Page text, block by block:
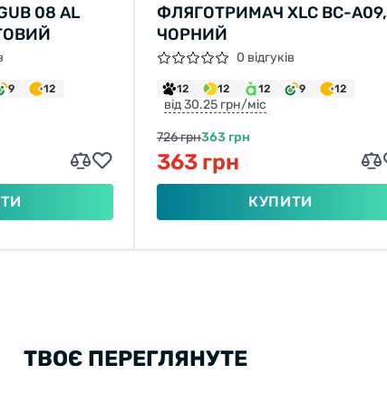
08 AL
9 12
ФЛЯГОТРИМАЧ XLC BC-A09,
ЧОРНИЙ
0 відгуків
12 12 12 9 12
від 30.25 грн/міс
726 грн363 грн
363 грн
КУПИТИ
ТВОЄ ПЕРЕГЛЯНУТЕ